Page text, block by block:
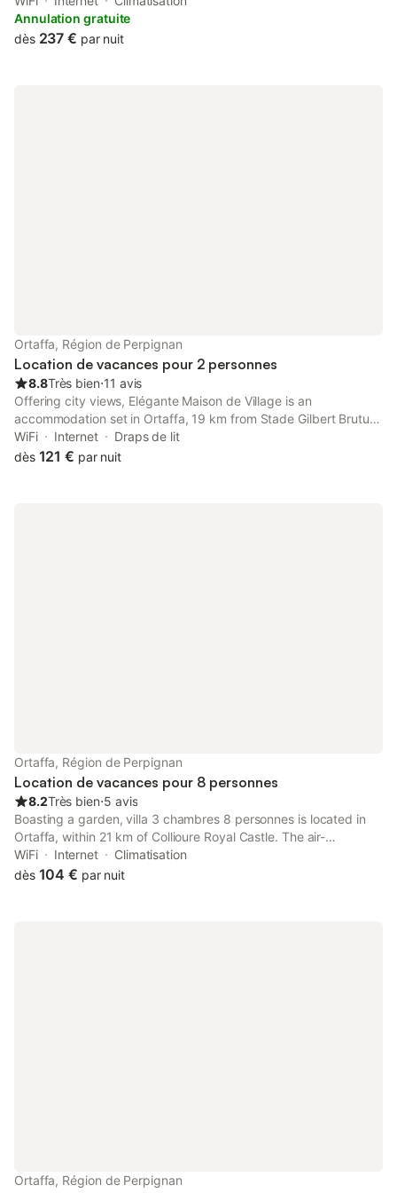
and free private parking.
Annulation gratuite
dès 237 € par nuit
Ortaffa, Région de Perpignan
Location de vacances pour 2 personnes
8.8Très bien⋅11 avis
Offering city views, Elégante Maison de Village is an
accommodation set in Ortaffa, 19 km from Stade Gilbert Brutus
and 20 km from Collioure Royal Castle. This property offers
access to a balcony, free private parking and free WiFi.
WiFi Internet
Draps de lit
dès 121 € par nuit
Ortaffa, Région de Perpignan
Location de vacances pour 8 personnes
8.2Très bien⋅5 avis
Boasting a garden, villa 3 chambres 8 personnes is located in
Ortaffa, within 21 km of Collioure Royal Castle. The air-
conditioned accommodation is 49 km from Dalí Museum, and
guests can benefit from on-site private parking and
WiFi Internet
Climatisation
dès 104 € par nuit
Ortaffa, Région de Perpignan